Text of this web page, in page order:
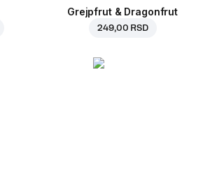
Grejpfrut & Dragonfrut
249,00 RSD